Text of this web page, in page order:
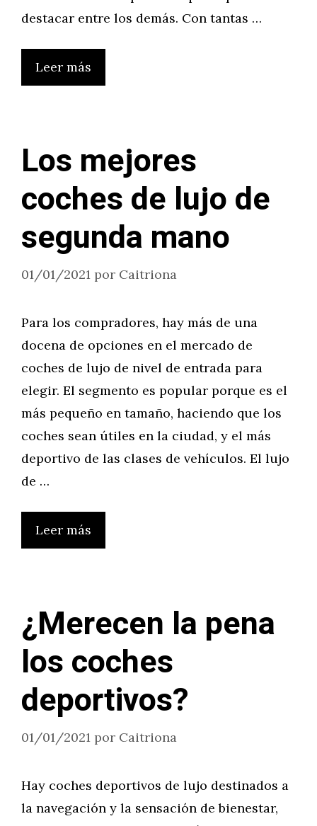
destacar entre los demás. Con tantas …
Leer más
Los mejores
coches de lujo de
segunda mano
01/01/2021 por Caitriona
Para los compradores, hay más de una
docena de opciones en el mercado de
coches de lujo de nivel de entrada para
elegir. El segmento es popular porque es el
más pequeño en tamaño, haciendo que los
coches sean útiles en la ciudad, y el más
deportivo de las clases de vehículos. El lujo
de …
Leer más
¿Merecen la pena
los coches
deportivos?
01/01/2021 por Caitriona
Hay coches deportivos de lujo destinados a
la navegación y la sensación de bienestar,